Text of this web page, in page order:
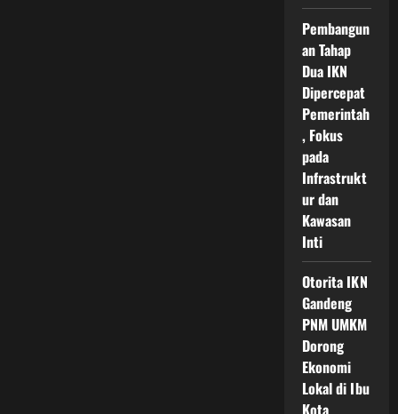
Pembangun
an Tahap
Dua IKN
Dipercepat
Pemerintah
, Fokus
pada
Infrastrukt
ur dan
Kawasan
Inti
Otorita IKN
Gandeng
PNM UMKM
Dorong
Ekonomi
Lokal di Ibu
Kota